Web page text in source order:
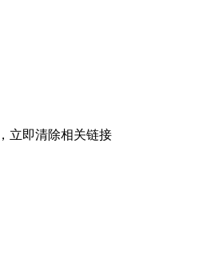
，立即清除相关链接